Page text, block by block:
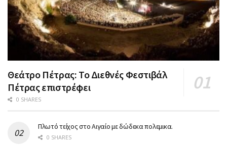
Θεάτρο Πέτρας: Το Διεθνές Φεστιβάλ
Πέτρας επιστρέφει
0 SHARES
Πλωτό τείχος στο Αιγαίο με δώδεκα πολεμικα.
0 SHARES